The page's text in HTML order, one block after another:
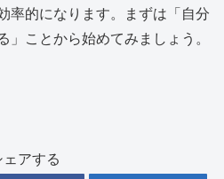
率的になります。まずは「自分
ことから始めてみましょう。
ェアする